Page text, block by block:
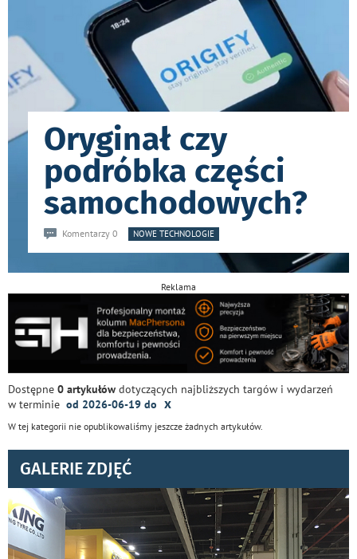
Oryginał czy
podróbka części
samochodowych?
Komentarzy 0 NOWE TECHNOLOGIE
Reklama
Dostępne 0 artykułów dotyczących najbliższych targów i wydarzeń
w terminie od 2026-06-19 do x
W tej kategorii nie opublikowaliśmy jeszcze żadnych artykułów.
GALERIE ZDJĘĆ